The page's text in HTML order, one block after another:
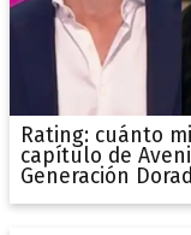
Rating: cuánto
capítulo de
Generación